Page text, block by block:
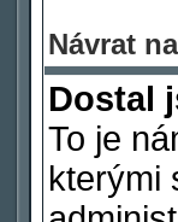
Návrat
Dostal
To je
kterými